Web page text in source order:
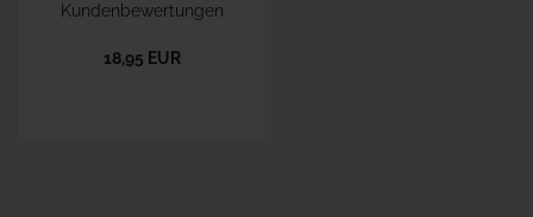
Kundenbewertungen
18,95 EUR